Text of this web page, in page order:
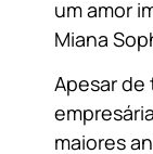
um amor
Miana
Apesar
maiores